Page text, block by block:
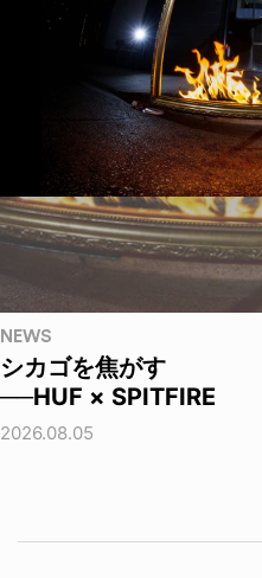
NEWS
シカゴを焦がす
──HUF × SPITFIRE
2026.08.05